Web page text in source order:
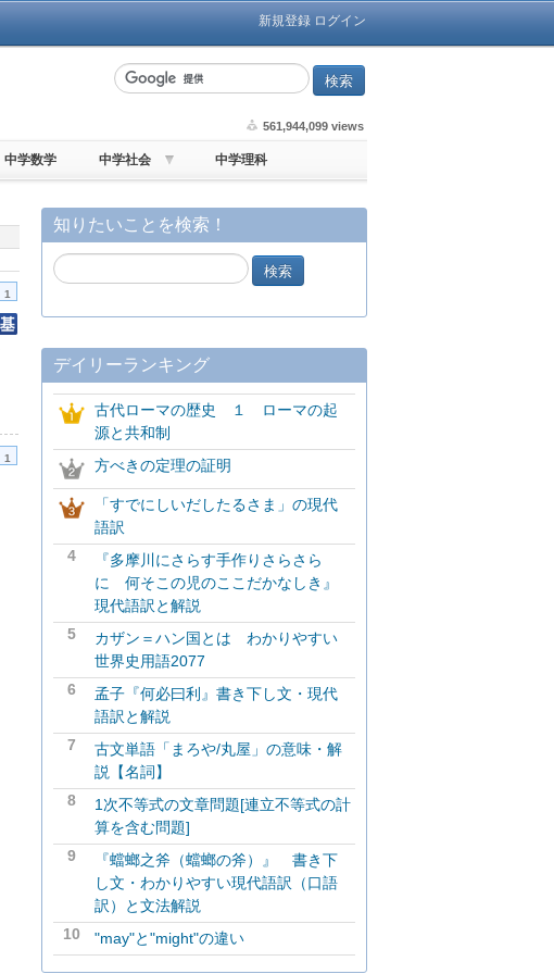
新規登録 ログイン
561,944,099 views
中学数学 中学社会 中学理科
1
1
知りたいことを検索！
デイリーランキング
古代ローマの歴史 １ ローマの起
源と共和制
方べきの定理の証明
「すでにしいだしたるさま」の現代
語訳
4
『多摩川にさらす手作りさらさら
に 何そこの児のここだかなしき』
現代語訳と解説
5
カザン＝ハン国とは わかりやすい
世界史用語2077
6
孟子『何必曰利』書き下し文・現代
語訳と解説
7
古文単語「まろや/丸屋」の意味・解
説【名詞】
8
1次不等式の文章問題[連立不等式の計
算を含む問題]
9
『蟷螂之斧（蟷螂の斧）』 書き下
し文・わかりやすい現代語訳（口語
訳）と文法解説
10
"may"と"might"の違い